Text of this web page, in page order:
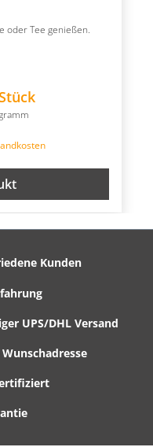
oder Tee genießen.
Kunden
UPS/DHL Versand